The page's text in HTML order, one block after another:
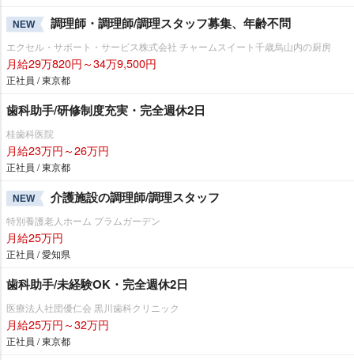
NEW 調理師・調理師/調理スタッフ募集、年齢不問
エクセル・サポート・サービス株式会社 チャームスイート千歳烏山内の厨房
月給29万820円～34万9,500円
正社員 / 東京都
歯科助手/研修制度充実・完全週休2日
桂歯科医院
月給23万円～26万円
正社員 / 東京都
NEW 介護施設の調理師/調理スタッフ
特別養護老人ホーム プラムガーデン
月給25万円
正社員 / 愛知県
歯科助手/未経験OK・完全週休2日
医療法人社団優仁会 黒川歯科クリニック
月給25万円～32万円
正社員 / 東京都